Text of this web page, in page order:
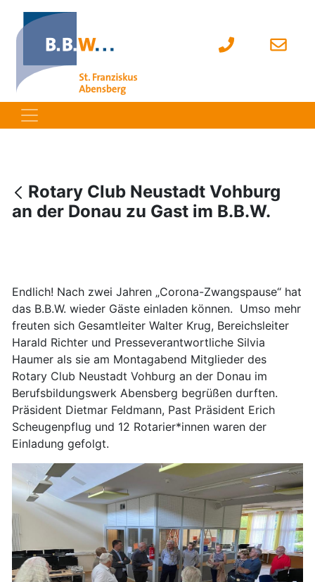
Rotary Club Neustadt Vohburg
an der Donau zu Gast im B.B.W.
Endlich! Nach zwei Jahren „Corona-Zwangspause“ hat
das B.B.W. wieder Gäste einladen können. Umso mehr
freuten sich Gesamtleiter Walter Krug, Bereichsleiter
Harald Richter und Presseverantwortliche Silvia
Haumer als sie am Montagabend Mitglieder des
Rotary Club Neustadt Vohburg an der Donau im
Berufsbildungswerk Abensberg begrüßen durften.
Präsident Dietmar Feldmann, Past Präsident Erich
Scheugenpflug und 12 Rotarier*innen waren der
Einladung gefolgt.